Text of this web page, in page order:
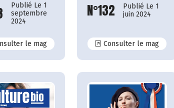
Publié Le 1
septembre
2024
le magN°133
N°132
Publié Le 1
juin 2024
Consulter le magN°132